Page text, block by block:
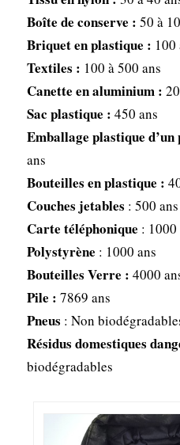
Boîte de conserve : 50 à
Briquet en plastique : 100
Textiles : 100 à 500 ans
Canette en aluminium :
Sac plastique : 450 ans
Emballage plastique
ans
Bouteilles en plastique :
Couches jetables : 500 ans
Carte téléphonique : 1000
Polystyrène : 1000 ans
Bouteilles Verre : 4000
Pile : 7869 ans
Pneus : Non
Résidus domestiques
biodégradables